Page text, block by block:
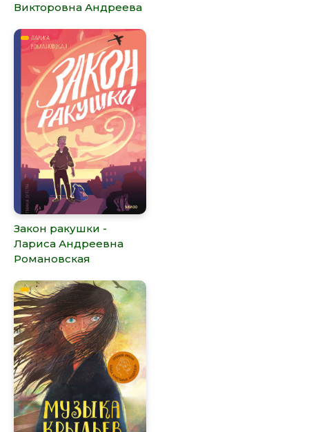
Викторовна Андреева
Закон ракушки -
Лариса Андреевна
Романовская